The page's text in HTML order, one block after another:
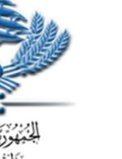
كأس العالم